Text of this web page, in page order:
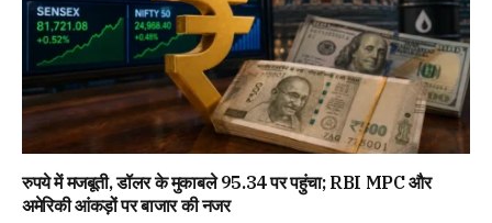
रुपये में मजबूती, डॉलर के मुकाबले 95.34 पर पहुंचा; RBI MPC और
अमेरिकी आंकड़ों पर बाजार की नजर